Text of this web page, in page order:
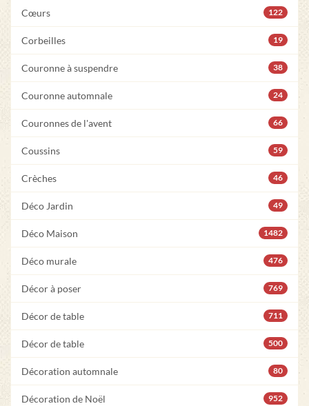
Cœurs 122
Corbeilles 19
Couronne à suspendre 38
Couronne automnale 24
Couronnes de l'avent 66
Coussins 59
Crèches 46
Déco Jardin 49
Déco Maison 1482
Déco murale 476
Décor à poser 769
Décor de table 711
Décor de table 500
Décoration automnale 80
Décoration de Noël 952